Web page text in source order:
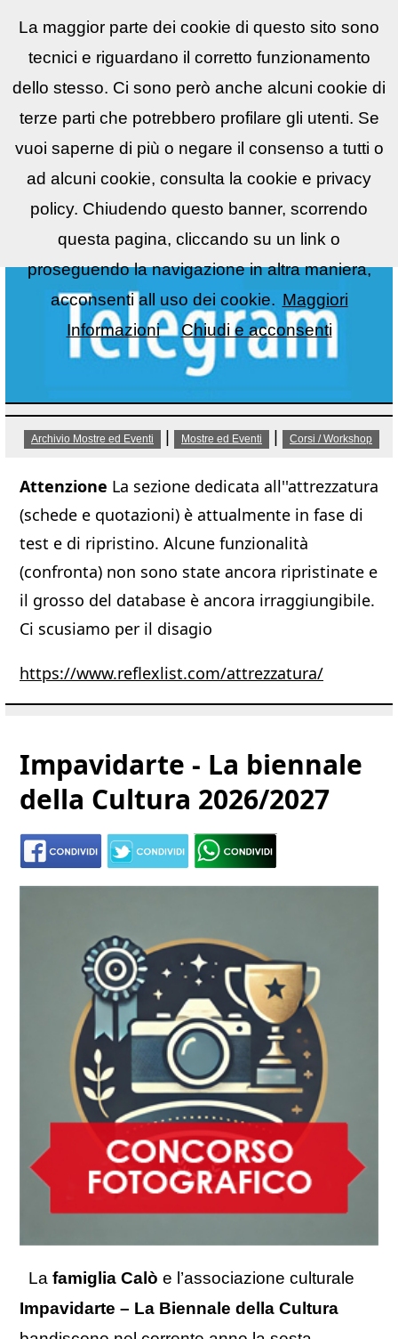
ReflexLIST▼
Archivio Mostre ed Eventi Mostre ed Eventi Corsi / Workshop
Attenzione La sezione dedicata all''attrezzatura
(schede e quotazioni) è attualmente in fase di
test e di ripristino. Alcune funzionalità
(confronta) non sono state ancora ripristinate e
il grosso del database è ancora irraggiungibile.
Ci scusiamo per il disagio
https://www.reflexlist.com/attrezzatura/
Impavidarte - La biennale
della Cultura 2026/2027
La famiglia Calò e l’associazione culturale
Impavidarte – La Biennale della Cultura
La maggior parte dei cookie di questo sito sono
tecnici e riguardano il corretto funzionamento
dello stesso. Ci sono però anche alcuni cookie di
terze parti che potrebbero profilare gli utenti. Se
vuoi saperne di più o negare il consenso a tutti o
ad alcuni cookie, consulta la cookie e privacy
policy. Chiudendo questo banner, scorrendo
questa pagina, cliccando su un link o
proseguendo la navigazione in altra maniera,
acconsenti all uso dei cookie. Maggiori
Informazioni
Chiudi e acconsenti